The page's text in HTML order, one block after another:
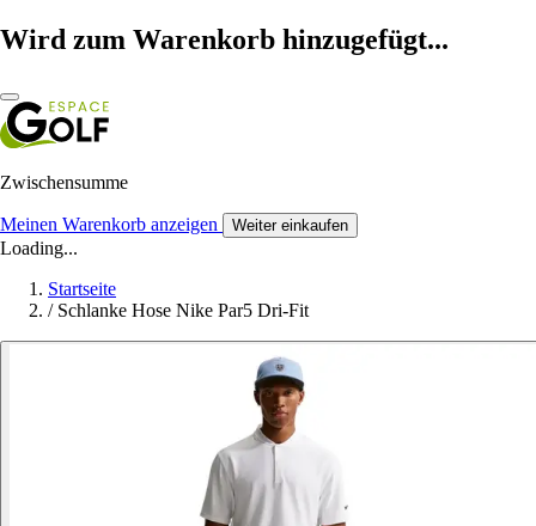
Wird zum Warenkorb hinzugefügt...
Zwischensumme
Meinen Warenkorb anzeigen Weiter einkaufen
Loading...
Startseite
/ Schlanke Hose Nike Par5 Dri-Fit